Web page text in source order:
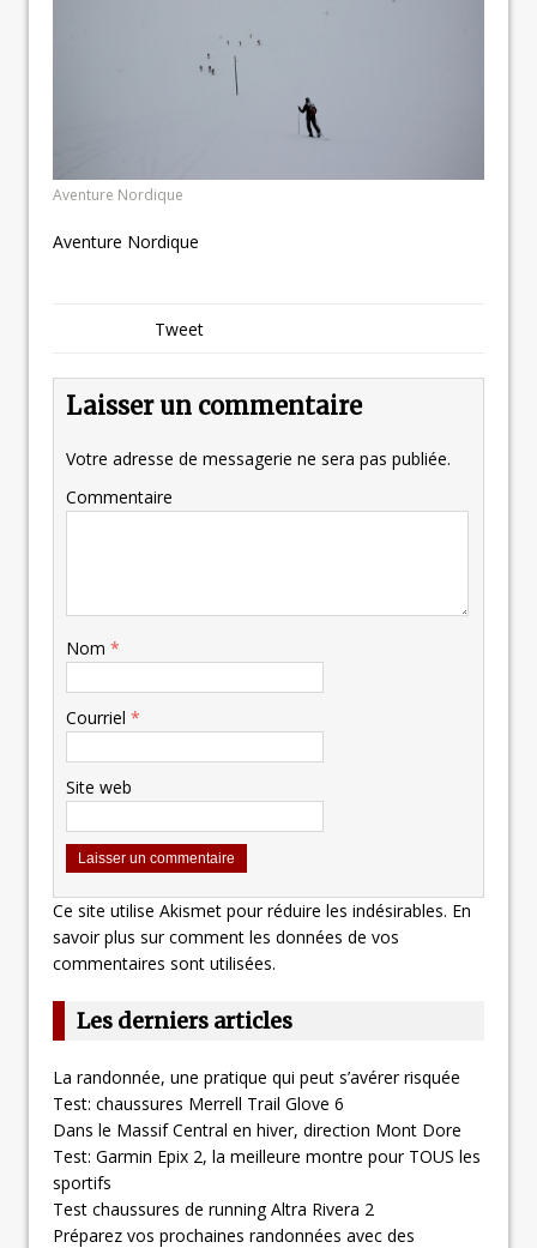
Aventure Nordique
Aventure Nordique
Tweet
Laisser un commentaire
Votre adresse de messagerie ne sera pas publiée.
Commentaire
Nom *
Courriel *
Site web
Ce site utilise Akismet pour réduire les indésirables. En
savoir plus sur comment les données de vos
commentaires sont utilisées.
Les derniers articles
La randonnée, une pratique qui peut s’avérer risquée
Test: chaussures Merrell Trail Glove 6
Dans le Massif Central en hiver, direction Mont Dore
Test: Garmin Epix 2, la meilleure montre pour TOUS les
sportifs
Test chaussures de running Altra Rivera 2
Préparez vos prochaines randonnées avec des